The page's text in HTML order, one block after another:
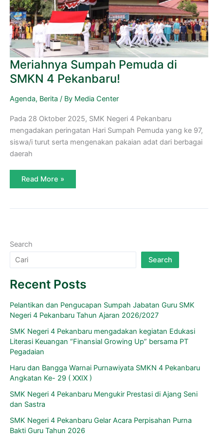
Meriahnya Sumpah Pemuda di
SMKN 4 Pekanbaru!
Agenda, Berita / By Media Center
Pada 28 Oktober 2025, SMK Negeri 4 Pekanbaru
mengadakan peringatan Hari Sumpah Pemuda yang ke 97,
siswa/i turut serta mengenakan pakaian adat dari berbagai
daerah
Read More »
Search
Search
Recent Posts
Pelantikan dan Pengucapan Sumpah Jabatan Guru SMK
Negeri 4 Pekanbaru Tahun Ajaran 2026/2027
SMK Negeri 4 Pekanbaru mengadakan kegiatan Edukasi
Literasi Keuangan “Finansial Growing Up” bersama PT
Pegadaian
Haru dan Bangga Warnai Purnawiyata SMKN 4 Pekanbaru
Angkatan Ke- 29 ( XXIX )
SMK Negeri 4 Pekanbaru Mengukir Prestasi di Ajang Seni
dan Sastra
SMK Negeri 4 Pekanbaru Gelar Acara Perpisahan Purna
Bakti Guru Tahun 2026